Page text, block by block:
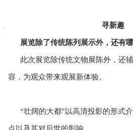
寻新趣
展览除了传统陈列展示外，还有哪
此次展览除传统文物展陈外，还
容，为观众带来观展新体验。
“壮阔的大都”以高清投影的形式
点以及其对后世的影响。